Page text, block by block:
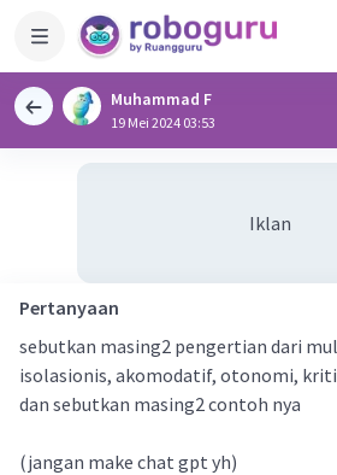
Muhammad F
19 Mei 2024 03:53
Iklan
Pertanyaan
sebutkan masing2 pengertian dari
isolasionis, akomodatif, otonomi,
dan sebutkan masing2 contoh nya
(jangan make chat gpt yh)